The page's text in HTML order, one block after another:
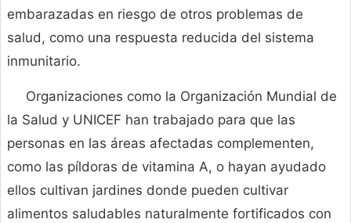
embarazadas en riesgo de otros problemas de
salud, como una respuesta reducida del sistema
inmunitario.
Organizaciones como la Organización Mundial de
la Salud y UNICEF han trabajado para que las
personas en las áreas afectadas complementen,
como las píldoras de vitamina A, o hayan ayudado
ellos cultivan jardines donde pueden cultivar
alimentos saludables naturalmente fortificados con